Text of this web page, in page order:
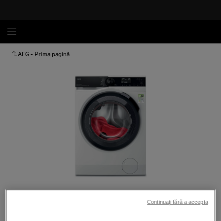
AEG - Prima pagină
Atinge pentru zoom
Continuați fără a accepta